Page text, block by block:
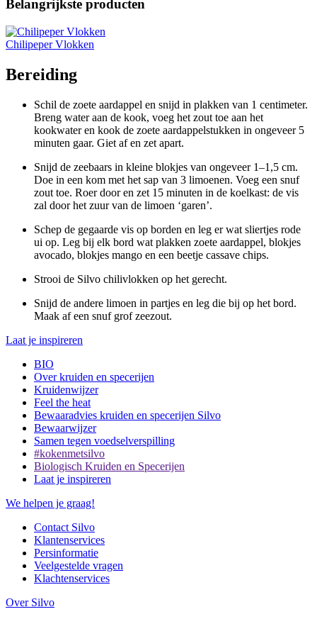
Belangrijkste producten
Chilipeper Vlokken
Bereiding
Schil de zoete aardappel en snijd in plakken van 1 centimeter.
Breng water aan de kook, voeg het zout toe aan het
kookwater en kook de zoete aardappelstukken in ongeveer 5
minuten gaar. Giet af en zet apart.
Snijd de zeebaars in kleine blokjes van ongeveer 1–1,5 cm.
Doe in een kom met het sap van 3 limoenen. Voeg een snuf
zout toe. Roer door en zet 15 minuten in de koelkast: de vis
zal door het zuur van de limoen ‘garen’.
Schep de gegaarde vis op borden en leg er wat sliertjes rode
ui op. Leg bij elk bord wat plakken zoete aardappel, blokjes
avocado, blokjes mango en een beetje cassave chips.
Strooi de Silvo chilivlokken op het gerecht.
Snijd de andere limoen in partjes en leg die bij op het bord.
Maak af een snuf grof zeezout.
Laat je inspireren
BIO
Over kruiden en specerijen
Kruidenwijzer
Feel the heat
Bewaaradvies kruiden en specerijen Silvo
Bewaarwijzer
Samen tegen voedselverspilling
#kokenmetsilvo
Biologisch Kruiden en Specerijen
Laat je inspireren
We helpen je graag!
Contact Silvo
Klantenservices
Persinformatie
Veelgestelde vragen
Klachtenservices
Over Silvo